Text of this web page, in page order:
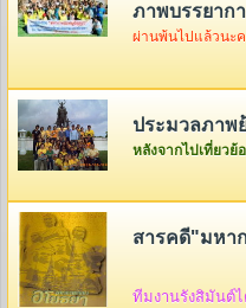
ภาพบรรยากาศ"
ประมวลภาพ
สารคดี"มหา